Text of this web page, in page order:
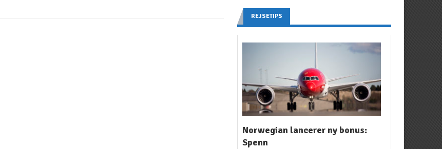
REJSETIPS
Norwegian lancerer ny bonus:
Spenn